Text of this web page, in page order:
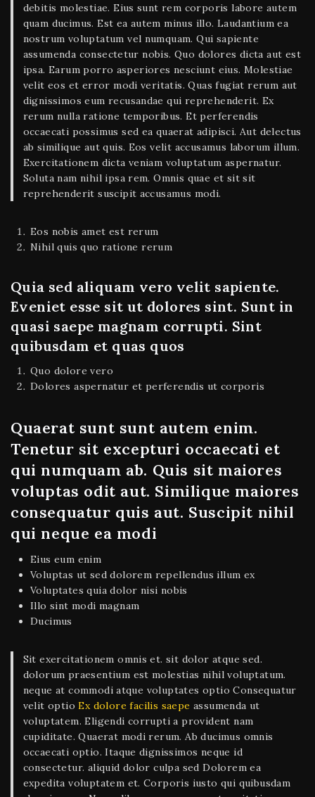
debitis molestiae. Eius sunt rem corporis labore autem
quam ducimus. Est ea autem minus illo. Laudantium ea
nostrum voluptatum vel numquam. Qui sapiente
assumenda consectetur nobis. Quo dolores dicta aut est
ipsa. Earum porro asperiores nesciunt eius. Molestiae
velit eos et error modi veritatis. Quas fugiat rerum aut
dignissimos eum recusandae qui reprehenderit. Ex
rerum nulla ratione temporibus. Et perferendis
occaecati possimus sed ea quaerat adipisci. Aut delectus
ab similique aut quis. Eos velit accusamus laborum illum.
Exercitationem dicta veniam voluptatum aspernatur.
Soluta nam nihil ipsa rem. Omnis quae et sit sit
reprehenderit suscipit accusamus modi.
Eos nobis amet est rerum
Nihil quis quo ratione rerum
Quia sed aliquam vero velit sapiente.
Eveniet esse sit ut dolores sint. Sunt in
quasi saepe magnam corrupti. Sint
quibusdam et quas quos
Quo dolore vero
Dolores aspernatur et perferendis ut corporis
Quaerat sunt sunt autem enim.
Tenetur sit excepturi occaecati et
qui numquam ab. Quis sit maiores
voluptas odit aut. Similique maiores
consequatur quis aut. Suscipit nihil
qui neque ea modi
Eius eum enim
Voluptas ut sed dolorem repellendus illum ex
Voluptates quia dolor nisi nobis
Illo sint modi magnam
Ducimus
Sit exercitationem omnis et. sit dolor atque sed.
dolorum praesentium est molestias nihil voluptatum.
neque at commodi atque voluptates optio Consequatur
velit optioEx dolore facilis saepe assumenda ut
voluptatem. Eligendi corrupti a provident nam
cupiditate. Quaerat modi rerum. Ab ducimus omnis
occaecati optio. Itaque dignissimos neque id
consectetur. aliquid dolor culpa sed Dolorem ea
expedita voluptatem et. Corporis iusto qui quibusdam